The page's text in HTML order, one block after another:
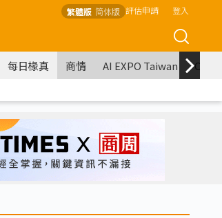
繁體版 简体版 評估申請 登入
每日椽真 商情 AI EXPO Taiwan